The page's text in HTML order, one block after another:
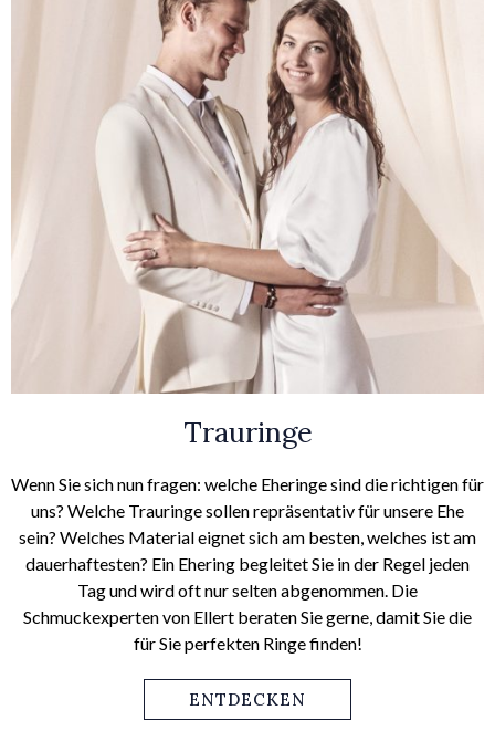
Trauringe
Wenn Sie sich nun fragen: welche Eheringe sind die richtigen für
uns? Welche Trauringe sollen repräsentativ für unsere Ehe
sein? Welches Material eignet sich am besten, welches ist am
dauerhaftesten? Ein Ehering begleitet Sie in der Regel jeden
Tag und wird oft nur selten abgenommen. Die
Schmuckexperten von Ellert beraten Sie gerne, damit Sie die
für Sie perfekten Ringe finden!
ENTDECKEN